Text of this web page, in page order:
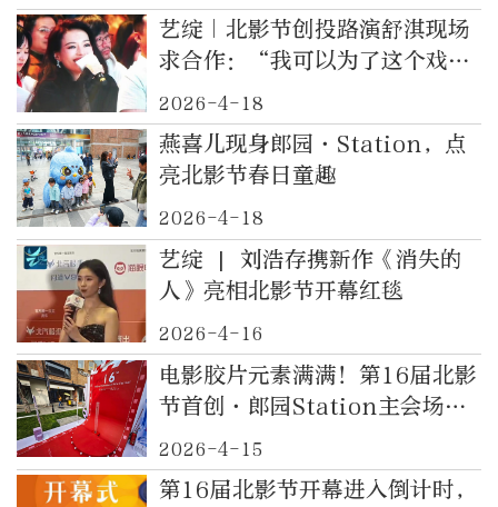
艺绽｜北影节创投路演舒淇现场
求合作：“我可以为了这个戏减
肥10斤”
2026-4-18
燕喜儿现身郎园·Station，点
亮北影节春日童趣
2026-4-18
艺绽 | 刘浩存携新作《消失的
人》亮相北影节开幕红毯
2026-4-16
电影胶片元素满满！第16届北影
节首创·郎园Station主会场布
置就绪
2026-4-15
第16届北影节开幕进入倒计时，